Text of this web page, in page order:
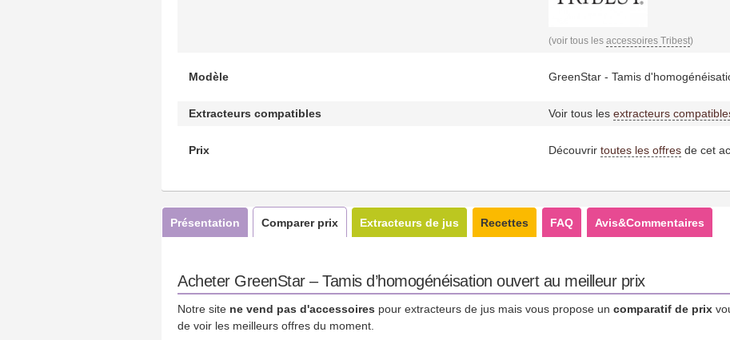
(voir tous les accessoires Tribest)
Modèle GreenStar - Tamis
Extracteurs compatibles Voir tous les extracteurs
Prix Découvrir toutes les offresde cet
Présentation Comparer prix Extracteurs de jus Recettes FAQ Avis&Commentaires
Acheter GreenStar – Tamis d’homogénéisation ouvert au meilleur prix
Notre site ne vend pas d'accessoires pour extracteurs de jus mais vous propose un comparatif de prix
de voir les meilleurs offres du moment.